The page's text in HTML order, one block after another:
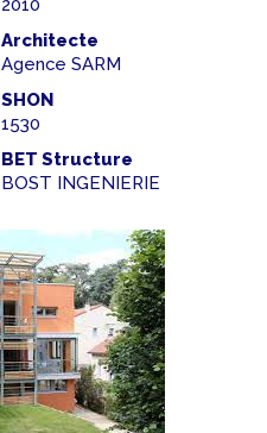
2010
Architecte
Agence SARM
SHON
1530
BET Structure
BOST INGENIERIE